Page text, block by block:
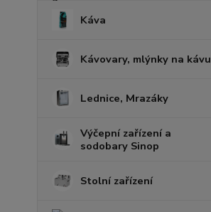
Káva
Kávovary, mlýnky na kávu
Lednice, Mrazáky
Výčepní zařízení a
sodobary Sinop
Stolní zařízení